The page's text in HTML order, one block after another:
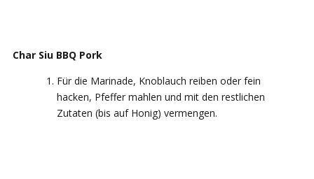
Char Siu BBQ Pork
Für die Marinade, Knoblauch reiben oder fein
hacken, Pfeffer mahlen und mit den restlichen
Zutaten (bis auf Honig) vermengen.